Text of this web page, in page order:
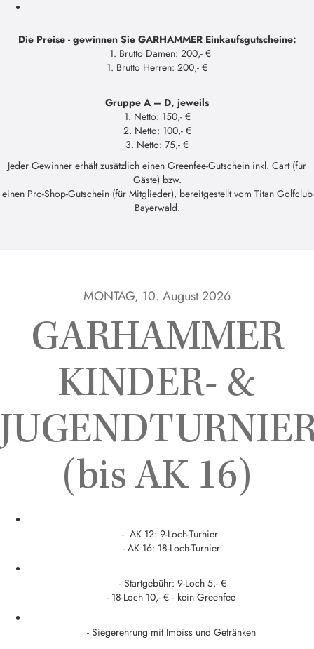
GARHAMMER GOLF EVENTS
2026
Die Preise - gewinnen Sie GARHAMMER Einkaufsgutscheine:
1. Brutto Damen: 200,- €
1. Brutto Herren: 200,- €
Gruppe A – D, jeweils
1. Netto: 150,- €
2. Netto: 100,- €
3. Netto: 75,- €
Jeder Gewinner erhält zusätzlich einen Greenfee-Gutschein inkl. Cart (für
Gäste) bzw.
einen Pro-Shop-Gutschein (für Mitglieder), bereitgestellt vom Titan Golfclub
Bayerwald.
MONTAG, 10. August 2026
GARHAMMER
KINDER- &
(bis AK 16)
- AK 12: 9-Loch-Turnier
- AK 16: 18-Loch-Turnier
- Startgebühr: 9-Loch 5,- €
- 18-Loch 10,- € · kein Greenfee
- Siegerehrung mit Imbiss und Getränken